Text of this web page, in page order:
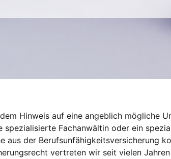
Hinweis auf eine angeblich mögliche
spezialisierte Fachanwältin oder ein
aus der Berufsunfähigkeitsversicherung
vertreten wir seit vielen